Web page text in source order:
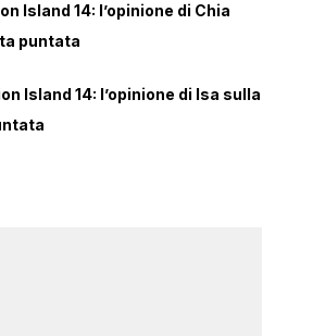
Island 14: l’opinione di Chia
puntata
Island 14: l’opinione di Isa sulla